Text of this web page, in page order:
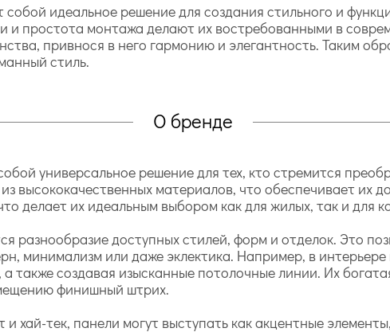
идеальное решение для создания стильного и
простота монтажа делают их востребованными в
привнося в него гармонию и элегантность. Таким
стиль.
О бренде
универсальное решение для тех, кто стремится
высококачественных материалов, что обеспечивает их
делает их идеальным выбором как для жилых, так и для
разнообразие доступных стилей, форм и отделок. Это
минимализм или даже эклектика. Например, в
также создавая изысканные потолочные линии. Их
финишный штрих.
хай-тек, панели могут выступать как акцентные